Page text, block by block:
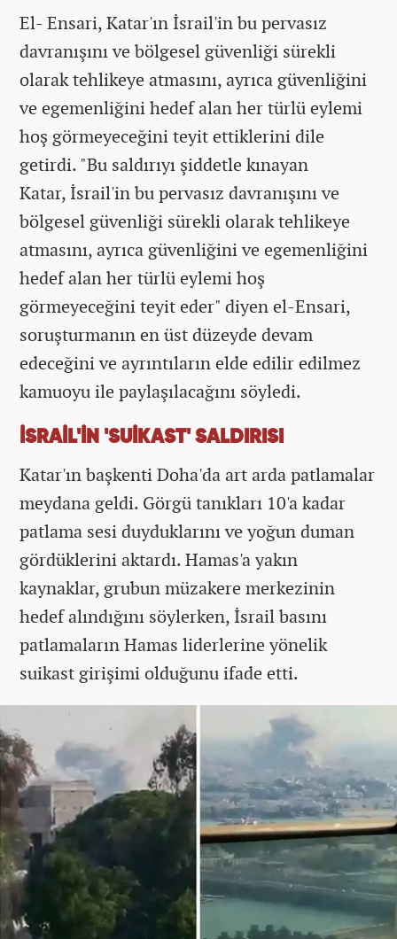
El- Ensari, Katar'ın İsrail'in bu pervasız
davranışını ve bölgesel güvenliği sürekli
olarak tehlikeye atmasını, ayrıca güvenliğini
ve egemenliğini hedef alan her türlü eylemi
hoş görmeyeceğini teyit ettiklerini dile
getirdi. "Bu saldırıyı şiddetle kınayan
Katar, İsrail'in bu pervasız davranışını ve
bölgesel güvenliği sürekli olarak tehlikeye
atmasını, ayrıca güvenliğini ve egemenliğini
hedef alan her türlü eylemi hoş
görmeyeceğini teyit eder" diyen el-Ensari,
soruşturmanın en üst düzeyde devam
edeceğini ve ayrıntıların elde edilir edilmez
kamuoyu ile paylaşılacağını söyledi.
İSRAİL'İN 'SUİKAST' SALDIRISI
Katar'ın başkenti Doha'da art arda patlamalar
meydana geldi. Görgü tanıkları 10'a kadar
patlama sesi duyduklarını ve yoğun duman
gördüklerini aktardı. Hamas'a yakın
kaynaklar, grubun müzakere merkezinin
hedef alındığını söylerken, İsrail basını
patlamaların Hamas liderlerine yönelik
suikast girişimi olduğunu ifade etti.